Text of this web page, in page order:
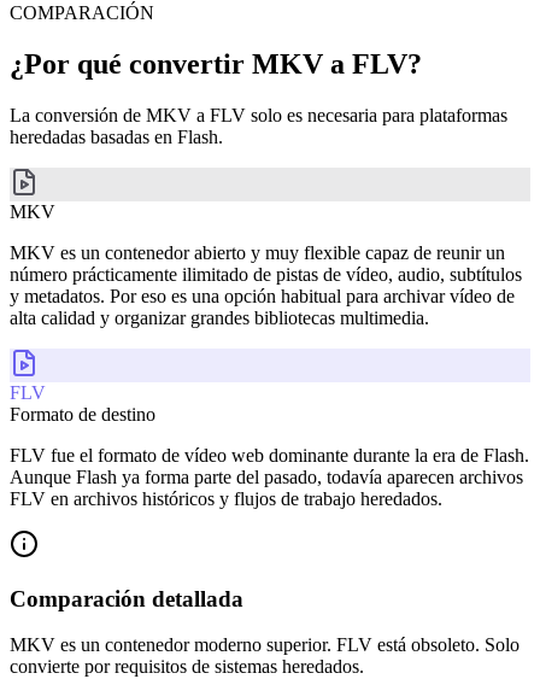
COMPARACIÓN
¿Por qué convertir MKV a FLV?
La conversión de MKV a FLV solo es necesaria para plataformas
heredadas basadas en Flash.
MKV
MKV es un contenedor abierto y muy flexible capaz de reunir un
número prácticamente ilimitado de pistas de vídeo, audio, subtítulos
y metadatos. Por eso es una opción habitual para archivar vídeo de
alta calidad y organizar grandes bibliotecas multimedia.
FLV
Formato de destino
FLV fue el formato de vídeo web dominante durante la era de Flash.
Aunque Flash ya forma parte del pasado, todavía aparecen archivos
FLV en archivos históricos y flujos de trabajo heredados.
Comparación detallada
MKV es un contenedor moderno superior. FLV está obsoleto. Solo
convierte por requisitos de sistemas heredados.